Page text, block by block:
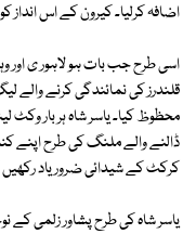
اضافہ کرلیا۔ کیرون کے اس انداز
اسی طرح جب بات ہو لاہور ی اور
قلندرز کی نمائندگی کرنے والے
محظوظ کیا۔ یاسر شاہ ہر بار
ڈالنے والے ملنگ کی طرح اپنے
کرکٹ کے شیدائی ضرور یاد
یاسر شاہ کی طرح پشاور زلمی کے